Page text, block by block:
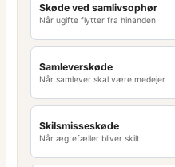
Skøde ved samlivsophør
Når ugifte flytter fra hinanden
Samleverskøde
Når samlever skal være medejer
Skilsmisseskøde
Når ægtefæller bliver skilt